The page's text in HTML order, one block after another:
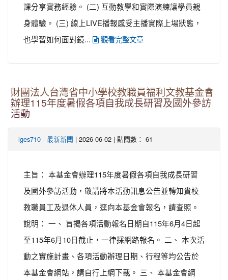
課分享實務經驗。 (二) 互動教學和實際演練讓學員親
身體驗。 (三) 線上LIVE播報感受主播實際上場狀態，
也學習如何面對鏡...
觀看完整文章
財團法人台灣省中小學校教職員福利文教基金會
辦理115年度暑假各項自我成長研習及國外參訪
活動
lges710 - 最新新聞 | 2026-06-02 | 點閱數： 61
主旨： 本基金會辦理115年度暑假各項自我成長研習
及國外參訪活動，敬請將本活動訊息公告並轉知貴校
教職員工及退休人員，逕向本基金會報名，請查照。
說明： 一、 旨揭各項活動報名日期自115年6月4日起
至115年6月10日截止，一律採網路報名。 二、 本次活
動之實施計畫、各項活動辦理日期、行程等均公告於
本基金會網站，請自行上網下載。 三、 本基金會網